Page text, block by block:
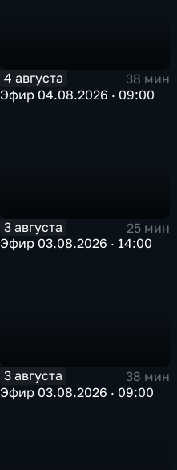
4 августа
38 мин
Эфир 04.08.2026 · 09:00
3 августа
25 мин
Эфир 03.08.2026 · 14:00
3 августа
38 мин
Эфир 03.08.2026 · 09:00